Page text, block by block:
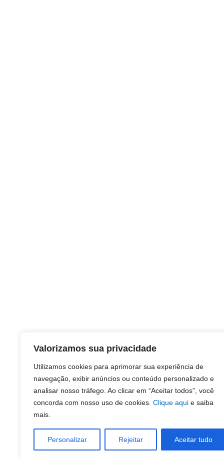
Valorizamos sua privacidade
Utilizamos cookies para aprimorar sua experiência de
navegação, exibir anúncios ou conteúdo personalizado e
analisar nosso tráfego. Ao clicar em “Aceitar todos”, você
concorda com nosso uso de cookies. Clique aqui e saiba
mais.
Personalizar Rejeitar Aceitar tudo